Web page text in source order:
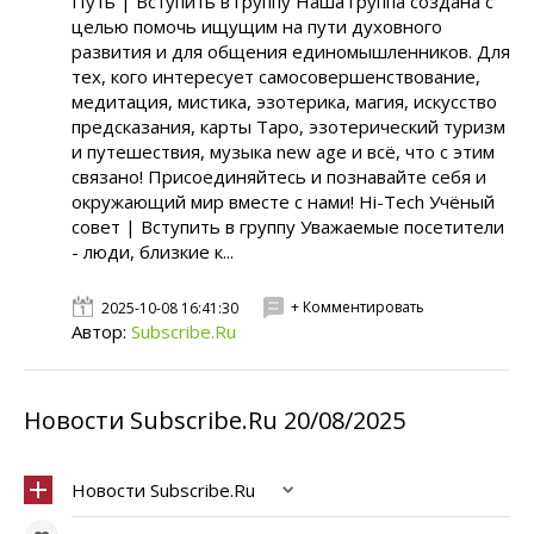
целью помочь ищущим на пути духовного
развития и для общения единомышленников. Для
тех, кого интересует самосовершенствование,
медитация, мистика, эзотерика, магия, искусство
предсказания, карты Таро, эзотерический туризм
и путешествия, музыка new age и всё, что с этим
связано! Присоединяйтесь и познавайте себя и
окружающий мир вместе с нами! Hi-Tech Учёный
совет | Вступить в группу Уважаемые посетители
- люди, близкие к...
2025-10-08 16:41:30 + Комментировать
Автор: Subscribe.Ru
Новости Subscribe.Ru 20/08/2025
Новости Subscribe.Ru